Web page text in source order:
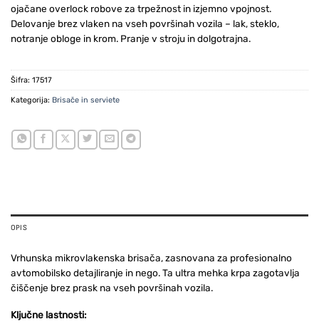
ojačane overlock robove za trpežnost in izjemno vpojnost.
Delovanje brez vlaken na vseh površinah vozila – lak, steklo,
notranje obloge in krom. Pranje v stroju in dolgotrajna.
Šifra: 17517
Kategorija: Brisače in serviete
OPIS
Vrhunska mikrovlakenska brisača, zasnovana za profesionalno
avtomobilsko detajliranje in nego. Ta ultra mehka krpa zagotavlja
čiščenje brez prask na vseh površinah vozila.
Ključne lastnosti: